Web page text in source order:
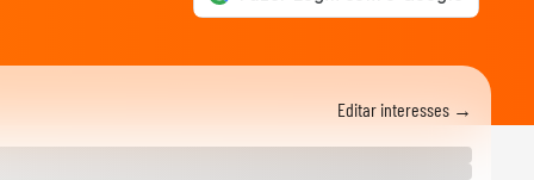
Editar interesses →